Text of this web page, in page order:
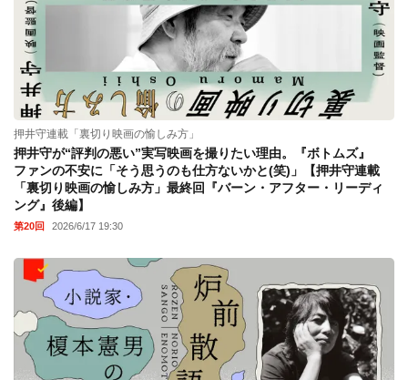
押井守連載「裏切り映画の愉しみ方」
押井守が“評判の悪い”実写映画を撮りたい理由。『ボトムズ』
ファンの不安に「そう思うのも仕方ないかと(笑)」【押井守連載
「裏切り映画の愉しみ方」最終回『バーン・アフター・リーディ
ング』後編】
第20回 2026/6/17 19:30